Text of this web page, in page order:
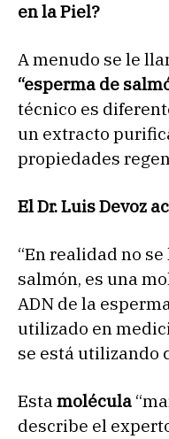
en la Piel?
A menudo se le
“esperma de
técnico es
un extracto
propiedades
El Dr. Luis Devoz
“En realidad no
salmón, es una
ADN de la
utilizado en
se está utilizando
Estamolécula
describe el